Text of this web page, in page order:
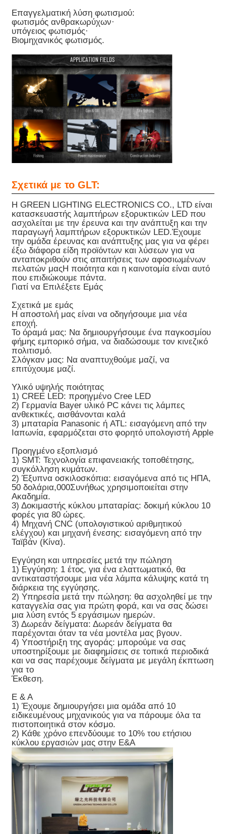
Επαγγελματική λύση φωτισμού:
φωτισμός ανθρακωρύχων·
υπόγειος φωτισμός·
Βιομηχανικός φωτισμός.
Σχετικά με το GLT:
Η GREEN LIGHTING ELECTRONICS CO., LTD είναι
κατασκευαστής λαμπτήρων εξορυκτικών LED που
ασχολείται με την έρευνα και την ανάπτυξη και την
παραγωγή λαμπτήρων εξορυκτικών LED.Έχουμε
την ομάδα έρευνας και ανάπτυξης μας για να φέρει
έξω διάφορα είδη προϊόντων και λύσεων για να
ανταποκριθούν στις απαιτήσεις των αφοσιωμένων
πελατών μαςΗ ποιότητα και η καινοτομία είναι αυτό
που επιδιώκουμε πάντα.
Γιατί να Επιλέξετε Εμάς
Σχετικά με εμάς
Η αποστολή μας είναι να οδηγήσουμε μια νέα
εποχή.
Το όραμά μας: Να δημιουργήσουμε ένα παγκοσμίου
φήμης εμπορικό σήμα, να διαδώσουμε τον κινεζικό
πολιτισμό.
Σλόγκαν μας: Να αναπτυχθούμε μαζί, να
επιτύχουμε μαζί.
Υλικό υψηλής ποιότητας
1) CREE LED: προηγμένο Cree LED
2) Γερμανία Bayer υλικό PC κάνει τις λάμπες
ανθεκτικές, αισθάνονται καλά
3) μπαταρία Panasonic ή ATL: εισαγόμενη από την
Ιαπωνία, εφαρμόζεται στο φορητό υπολογιστή Apple
Προηγμένο εξοπλισμό
1) SMT: Τεχνολογία επιφανειακής τοποθέτησης,
συγκόλληση κυμάτων.
2) Έξυπνα οσκιλοσκόπια: εισαγόμενα από τις ΗΠΑ,
50 δολάρια,000Συνήθως χρησιμοποιείται στην
Ακαδημία.
3) Δοκιμαστής κύκλου μπαταρίας: δοκιμή κύκλου 10
φορές για 80 ώρες.
4) Μηχανή CNC (υπολογιστικού αριθμητικού
ελέγχου) και μηχανή ένεσης: εισαγόμενη από την
Ταϊβάν (Κίνα).
Εγγύηση και υπηρεσίες μετά την πώληση
1) Εγγύηση: 1 έτος, για ένα ελαττωματικό, θα
αντικαταστήσουμε μια νέα λάμπα κάλυψης κατά τη
διάρκεια της εγγύησης.
2) Υπηρεσία μετά την πώληση: θα ασχοληθεί με την
καταγγελία σας για πρώτη φορά, και να σας δώσει
μια λύση εντός 5 εργάσιμων ημερών.
3) Δωρεάν δείγματα: Δωρεάν δείγματα θα
παρέχονται όταν τα νέα μοντέλα μας βγουν.
4) Υποστήριξη της αγοράς: μπορούμε να σας
υποστηρίξουμε με διαφημίσεις σε τοπικά περιοδικά
και να σας παρέχουμε δείγματα με μεγάλη έκπτωση
για το
Έκθεση.
Ε & Α
1) Έχουμε δημιουργήσει μια ομάδα από 10
ειδικευμένους μηχανικούς για να πάρουμε όλα τα
πιστοποιητικά στον κόσμο.
2) Κάθε χρόνο επενδύουμε το 10% του ετήσιου
κύκλου εργασιών μας στην Ε&Α